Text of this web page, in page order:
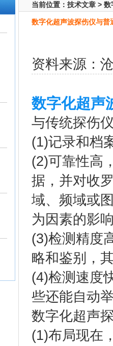
当前位置： 技术文章 > 数
数字化超声波探伤仪与普
资料来源：
数字化超声
与传统探伤
(1)记录和档
(2)可靠性高
据，并对收
域、频域或
为因素的影
(3)检测精度
略和鉴别，
(4)检测速度
些还能自动
数字化超声
(1)布局现在